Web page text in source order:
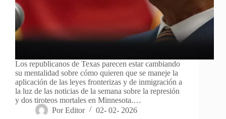
Los republicanos de Texas parecen estar cambiando
su mentalidad sobre cómo quieren que se maneje la
aplicación de las leyes fronterizas y de inmigración a
la luz de las noticias de la semana sobre la represión
y dos tiroteos mortales en Minnesota.…
Por Editor 02- 02- 2026